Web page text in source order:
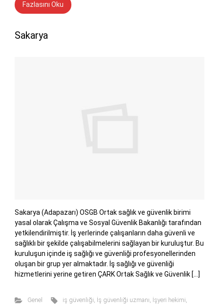
Fazlasını Oku
Sakarya
Sakarya (Adapazarı) OSGB Ortak sağlık ve güvenlik birimi
yasal olarak Çalışma ve Sosyal Güvenlik Bakanlığı tarafından
yetkilendirilmiştir. İş yerlerinde çalışanların daha güvenli ve
sağlıklı bir şekilde çalışabilmelerini sağlayan bir kuruluştur. Bu
kuruluşun içinde iş sağlığı ve güvenliği profesyonellerinden
oluşan bir grup yer almaktadır. İş sağlığı ve güvenliği
hizmetlerini yerine getiren ÇARK Ortak Sağlık ve Güvenlik […]
Genel iş güvenliği, İş güvenliği uzmanı, İşyeri hekimi,